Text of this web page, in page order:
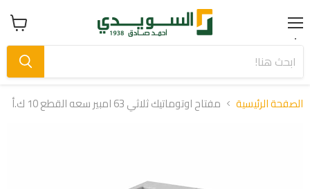
Menu عرض
سلة
الصفحة الرئيسية مفتاح اوتوماتيك ثلاثي 63 امبير سعه القطع 10 ك.أ